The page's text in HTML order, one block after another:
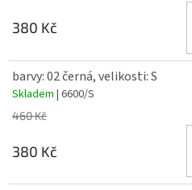
380 Kč
barvy: 02 černá, velikosti: S
Skladem | 6600/S
460 Kč
380 Kč